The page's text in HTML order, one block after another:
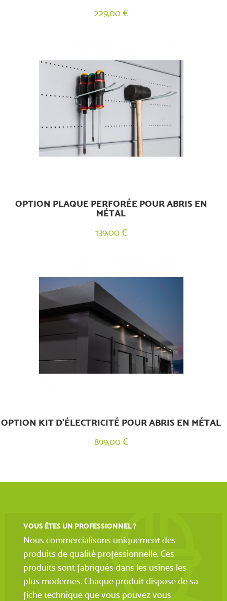
229,00 €
OPTION PLAQUE PERFORÉE POUR ABRIS EN
MÉTAL
139,00 €
OPTION KIT D’ÉLECTRICITÉ POUR ABRIS EN MÉTAL
899,00 €
VOUS ÊTES UN PROFESSIONNEL ?
Nous commercialisons uniquement des
produits de qualité professionnelle. Ces
produits sont fabriqués dans les usines les
plus modernes. Chaque produit dispose de sa
fiche technique que vous pouvez vous